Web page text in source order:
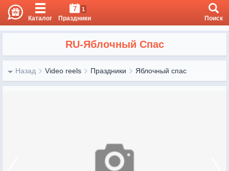
Каталог
7 1
Праздники Поиск
RU-Яблочный Спас
Назад Video reels Праздники Яблочный спас